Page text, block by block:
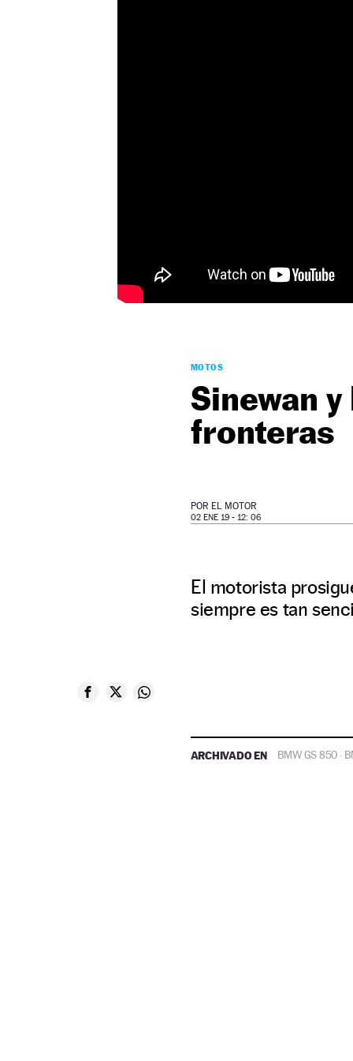
MOTOS
Sinewan
fronteras
POR EL MOTOR
02 ENE 19 - 12: 06
El motorista
siempre es tan
ARCHIVADO EN BMW GS 850 ·